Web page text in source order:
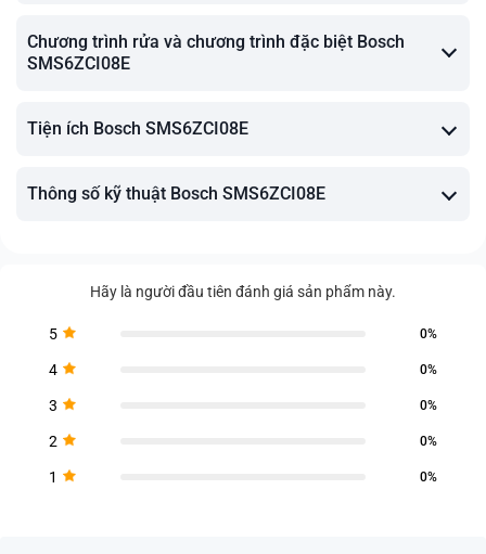
Chương trình rửa và chương trình đặc biệt Bosch
SMS6ZCI08E
Tiện ích Bosch SMS6ZCI08E
Thông số kỹ thuật Bosch SMS6ZCI08E
Hãy là người đầu tiên đánh giá sản phẩm này.
5 0%
4 0%
3 0%
2 0%
1 0%